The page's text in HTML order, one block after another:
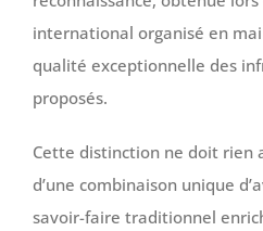
international organisé en
qualité exceptionnelle des
proposés.
Cette distinction ne doit rien
d’une combinaison unique
savoir-faire traditionnel